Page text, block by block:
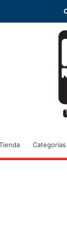
Categorías